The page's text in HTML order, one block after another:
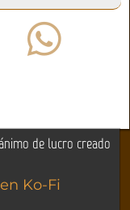
de lucro creado
Ko-Fi